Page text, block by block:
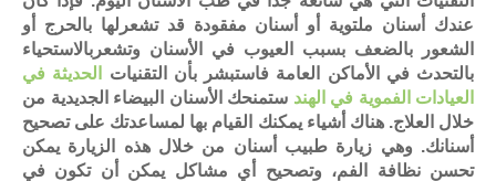
عندك أسنان ملتوية أو أسنان مفقودة قد تشعرلها بالحرج أو
الشعور بالضعف بسبب العيوب في الأسنان وتشعربالاستحياء
بالتحدث في الأماكن العامة فاستبشر بأن التقنيات
الحديثة في
العيادات الفموية في الهند ستمنحك الأسنان البيضاء الجديدية من
خلال العلاج. هناك أشياء يمكنك القيام بها لمساعدتك على تصحيح
أسنانك. وهي زيارة طبيب أسنان من خلال هذه الزيارة يمكن
تحسن نظافة الفم، وتصحيح أي مشاكل يمكن أن تكون في